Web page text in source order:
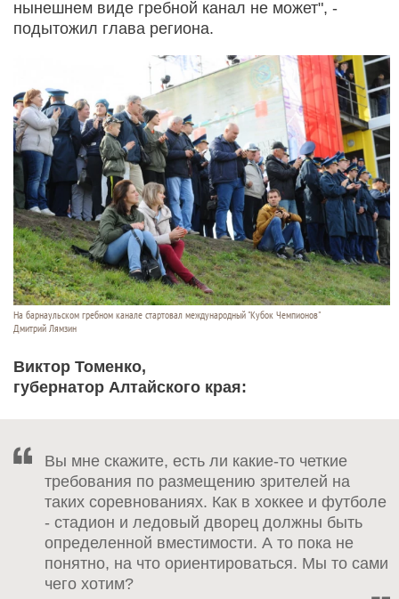
нынешнем виде гребной канал не может", -
подытожил глава региона.
На барнаульском гребном канале стартовал международный "Кубок Чемпионов"
Дмитрий Лямзин
Виктор Томенко,
губернатор Алтайского края:
Вы мне скажите, есть ли какие-то четкие
требования по размещению зрителей на
таких соревнованиях. Как в хоккее и футболе
- стадион и ледовый дворец должны быть
определенной вместимости. А то пока не
понятно, на что ориентироваться. Мы то сами
чего хотим?